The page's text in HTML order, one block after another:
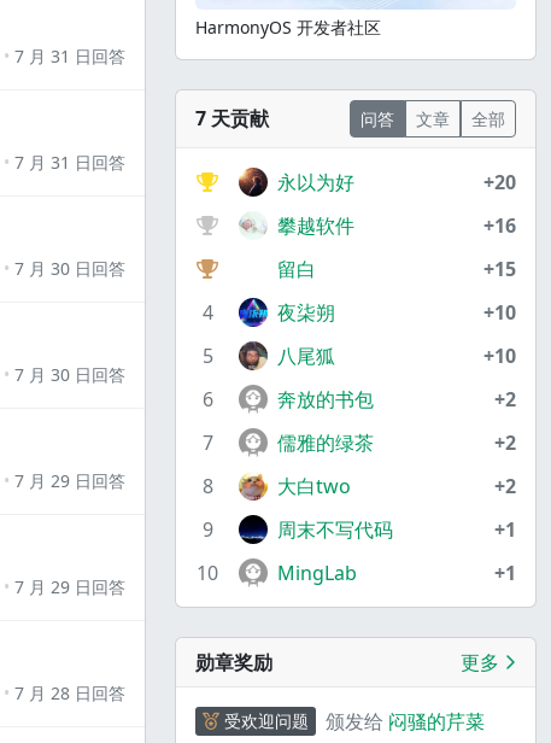
7 月 31 日回答
7 月 31 日回答
7 月 30 日回答
7 月 30 日回答
7 月 29 日回答
7 月 29 日回答
7 月 28 日回答
HarmonyOS 开发者社区
7 天贡献 问答 文章 全部
永以为好
+20
攀越软件
+16
留白
+15
4
夜柒朔
+10
5
八尾狐
+10
6
奔放的书包
+2
7
儒雅的绿茶
+2
8
大白two
+2
9
周末不写代码
+1
10
MingLab +1
勋章奖励 更多
受欢迎问题 颁发给 闷骚的芹菜